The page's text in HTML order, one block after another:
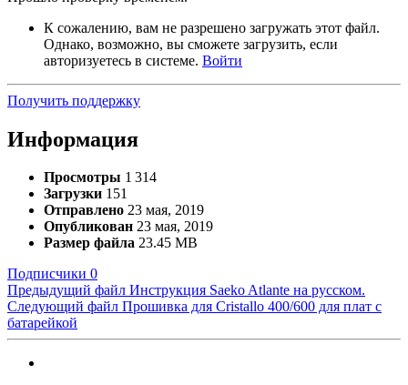
К сожалению, вам не разрешено загружать этот файл.
Однако, возможно, вы сможете загрузить, если
авторизуетесь в системе. Войти
Получить поддержку
Информация
Просмотры 1 314
Загрузки 151
Отправлено 23 мая, 2019
Опубликован 23 мая, 2019
Размер файла 23.45 MB
Подписчики 0
Предыдущий файл Инструкция Saeko Atlante на русском.
Следующий файл Прошивка для Cristallo 400/600 для плат с
батарейкой